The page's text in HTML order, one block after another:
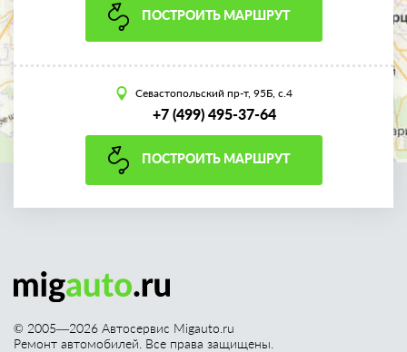
ПОСТРОИТЬ МАРШРУТ
Севастопольский пр-т, 95Б, с.4
+7 (499) 495-37-64
ПОСТРОИТЬ МАРШРУТ
© 2005—2026 Автосервис Migauto.ru
Ремонт автомобилей. Все права защищены.